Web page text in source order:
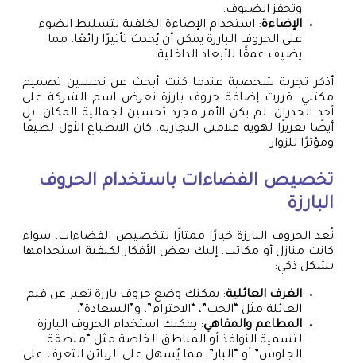
وتحفز الضيوف.
الإضاءة: استخدام الإضاءة الخلفية لتسليط الضوء
على الحروف البارزة يمكن أن يُحدث تأثيرًا رائعًا، مما
يضيف عمقًا للأبعاد الداخلية.
أذكر تجربة شخصية عندما كنت أبحث عن تحسين تصميم
مكتبي. قررت إضافة حروف بارزة تعرض اسم الشركة على
أحد الجدران. لم يكن الأمر مجرد تحسين لجمالية المكان، بل
أيضًا تعزيزًا لهوية علامتي التجارية. كان الانطباع الأول لطيفًا
ومؤثرًا للزوار.
تخصيص الفضاءات باستخدام الحروف
البارزة
تُعد الحروف البارزة خيارًا ممتازًا لتخصيص الفضاءات، سواء
كانت منازل أو مكاتب. إليك بعض الأفكار لكيفية استخدامها
بشكل ذكي:
الغرف العائلية: يمكنك وضع حروف بارزة تعبر عن قيم
العائلة مثل “الحب”، “الاحترام”، و”السعادة”.
المطاعم والمقاهي: يمكنك استخدام الحروف البارزة
لتسمية النوافذ أو المناطق الخاصة مثل “منطقة
الجلوس” أو “البار”، مما يُسهل على الزبائن التعرف على